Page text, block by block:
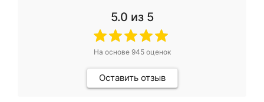
5.0 из 5
На основе 945оценок
Оставить отзыв